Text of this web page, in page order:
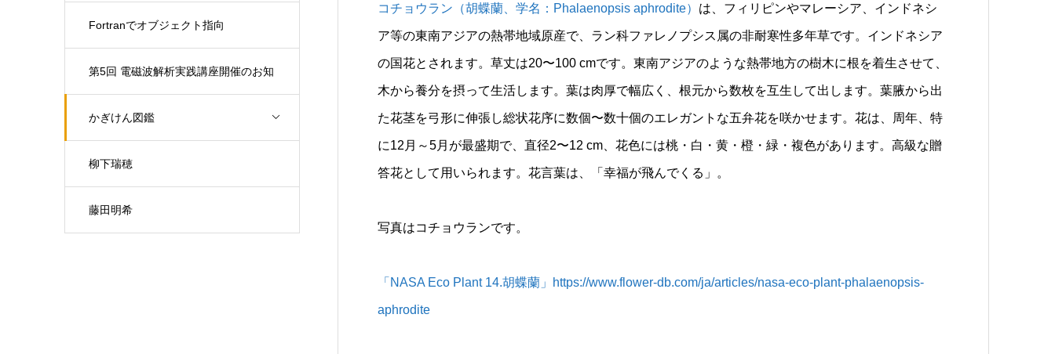
Fortranでオブジェクト指向
第5回 電磁波解析実践講座開催のお知
らせ（開催日：9月30日)
かぎけん図鑑
柳下瑞穂
藤田明希
コチョウラン（胡蝶蘭、学名：Phalaenopsis aphrodite） は、フィリピンやマレーシア、インドネシ
ア等の東南アジアの熱帯地域原産で、ラン科ファレノプシス属の非耐寒性多年草です。インドネシア
の国花とされます。草丈は20〜100 cmです。東南アジアのような熱帯地方の樹木に根を着生させて、
木から養分を摂って生活します。葉は肉厚で幅広く、根元から数枚を互生して出します。葉腋から出
た花茎を弓形に伸張し総状花序に数個〜数十個のエレガントな五弁花を咲かせます。花は、周年、特
に12月～5月が最盛期で、直径2〜12 cm、花色には桃・白・黄・橙・緑・複色があります。高級な贈
答花として用いられます。花言葉は、「幸福が飛んでくる」。
写真はコチョウランです。
「NASA Eco Plant 14.胡蝶蘭」https://www.flower-db.com/ja/articles/nasa-eco-plant-phalaenopsis-
aphrodite